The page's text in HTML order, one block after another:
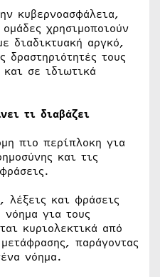
κυβερνοασφάλεια,
χρησιμοποιούν
διαδικτυακή αργκό,
δραστηριότητές τους
σε ιδιωτικά
τι διαβάζει
πιο περίπλοκη για
και τις
λέξεις και φράσεις
για τους
κυριολεκτικά από
παράγοντας
νόημα.